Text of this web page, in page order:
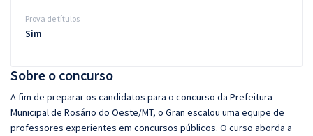
Sobre o concurso
A fim de preparar os candidatos para o concurso da Prefeitura
Municipal de Rosário do Oeste/MT, o Gran escalou uma equipe de
professores experientes em concursos públicos. O curso aborda a
Prova de títulos
Sim